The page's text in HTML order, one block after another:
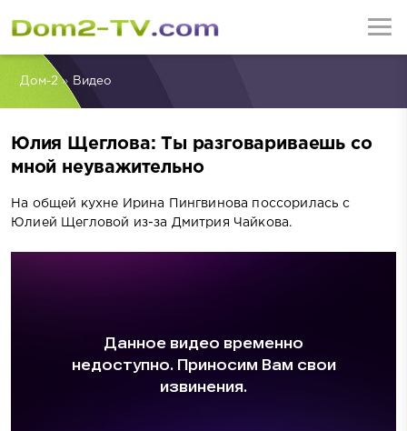
Дом-2» Видео
Юлия Щеглова: Ты разговариваешь со
мной неуважительно
На общей кухне Ирина Пингвинова поссорилась с
Юлией Щегловой из-за Дмитрия Чайкова.